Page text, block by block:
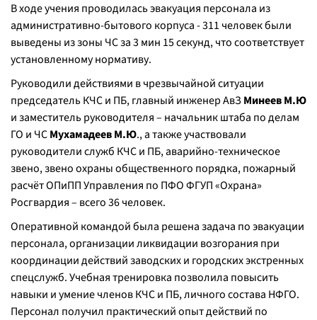
В ходе учения проводилась эвакуация персонала из
административно-бытового корпуса - 311 человек были
выведены из зоны ЧС за 3 мин 15 секунд, что соответствует
установленному нормативу.
Руководили действиями в чрезвычайной ситуации
председатель КЧС и ПБ, главный инженер АвЗМинеев М.Ю
и заместитель руководителя – начальник штаба по делам
ГО и ЧСМухамадеев М.Ю., а также участвовали
руководители служб КЧС и ПБ, аварийно-техническое
звено, звено охраны общественного порядка, пожарный
расчёт ОПиПП Управления по ПФО ФГУП «Охрана»
Росгвардия – всего 36 человек.
Оперативной командой была решена задача по эвакуации
персонала, организации ликвидации возгорания при
координации действий заводских и городских экстренных
спецслужб. Учебная тренировка позволила повысить
навыки и умение членов КЧС и ПБ, личного состава НФГО.
Персонал получил практический опыт действий по